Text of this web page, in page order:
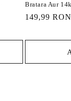
Bratara Aur
Preț
149,99 RON